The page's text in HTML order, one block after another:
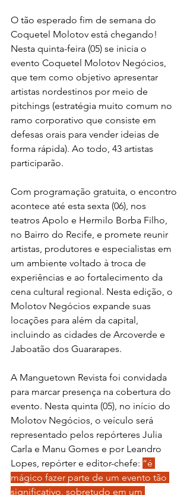
O tão esperado fim de semana do
Coquetel Molotov está chegando!
Nesta quinta-feira (05) se inicia o
evento Coquetel Molotov Negócios,
que tem como objetivo apresentar
artistas nordestinos por meio de
pitchings (estratégia muito comum no
ramo corporativo que consiste em
defesas orais para vender ideias de
forma rápida). Ao todo, 43 artistas
participarão.
Com programação gratuita, o encontro
acontece até esta sexta (06), nos
teatros Apolo e Hermilo Borba Filho,
no Bairro do Recife, e promete reunir
artistas, produtores e especialistas em
um ambiente voltado à troca de
experiências e ao fortalecimento da
cena cultural regional. Nesta edição, o
Molotov Negócios expande suas
locações para além da capital,
incluindo as cidades de Arcoverde e
Jaboatão dos Guararapes.
A Manguetown Revista foi convidada
para marcar presença na cobertura do
evento. Nesta quinta (05), no início do
Molotov Negócios, o veículo será
representado pelos repórteres Julia
Carla e Manu Gomes e por Leandro
Lopes, repórter e editor-chefe: “é
mágico fazer parte de um evento tão
significativo, sobretudo em um